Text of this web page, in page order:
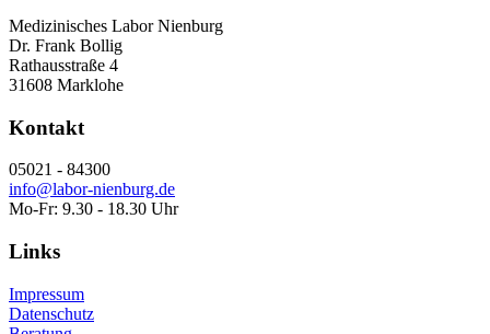
Medizinisches Labor Nienburg
Dr. Frank Bollig
Rathausstraße 4
31608 Marklohe
Kontakt
05021 - 84300
info@labor-nienburg.de
Mo-Fr: 9.30 - 18.30 Uhr
Links
Impressum
Datenschutz